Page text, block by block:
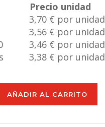
Precio unidad
3,70 € por unidad
3,56 € por unidad
3,46 € por unidad
3,38 € por unidad
AÑADIR AL CARRITO